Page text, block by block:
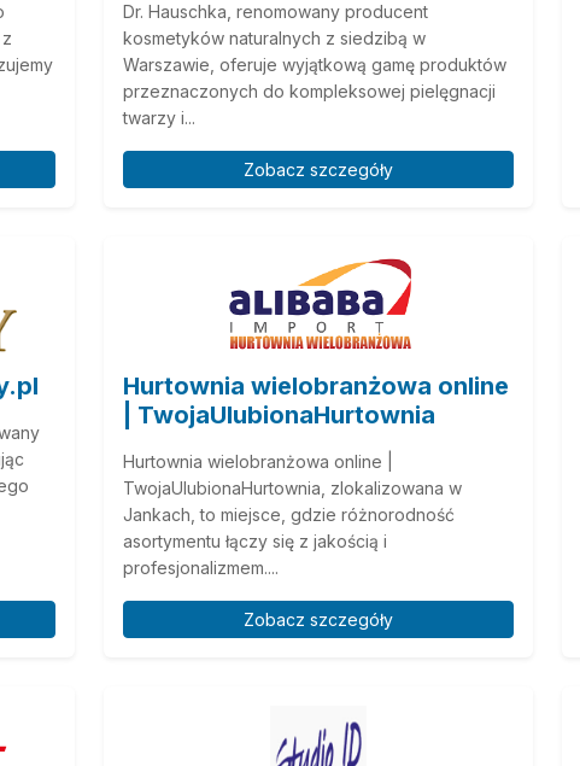
Dr. Hauschka, renomowany producent
kosmetyków naturalnych z siedzibą w
Warszawie, oferuje wyjątkową gamę produktów
przeznaczonych do kompleksowej pielęgnacji
twarzy i...
Zobacz szczegóły
Hurtownia wielobranżowa online
| TwojaUlubionaHurtownia
Hurtownia wielobranżowa online |
TwojaUlubionaHurtownia, zlokalizowana w
Jankach, to miejsce, gdzie różnorodność
asortymentu łączy się z jakością i
profesjonalizmem....
Zobacz szczegóły